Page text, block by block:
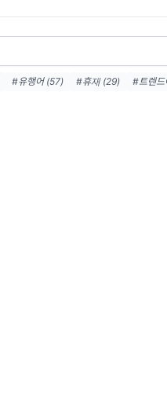
#유행어 (57) #휴재 (29)
#트렌드